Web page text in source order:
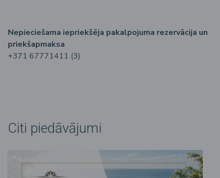
Nepieciešama iepriekšēja pakalpojuma rezervācija un
priekšapmaksa
+371 67771411 (3)
Citi piedāvājumi